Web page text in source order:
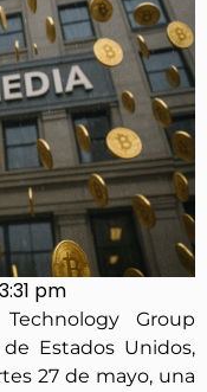
3:31 pm
Group
Estados Unidos,
27 de mayo, una